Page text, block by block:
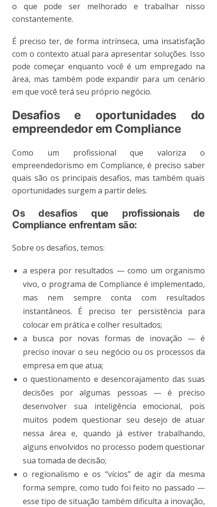
o que pode ser melhorado e trabalhar nisso
constantemente.
É preciso ter, de forma intrínseca, uma insatisfação
com o contexto atual para apresentar soluções. Isso
pode começar enquanto você é um empregado na
área, mas também pode expandir para um cenário
em que você terá seu próprio negócio.
Desafios e oportunidades do
empreendedor em Compliance
Como um profissional que valoriza o
empreendedorismo em Compliance, é preciso saber
quais são os principais desafios, mas também quais
oportunidades surgem a partir deles.
Os desafios que profissionais de
Compliance enfrentam são:
Sobre os desafios, temos:
a espera por resultados — como um organismo
vivo, o programa de Compliance é implementado,
mas nem sempre conta com resultados
instantâneos. É preciso ter persistência para
colocar em prática e colher resultados;
a busca por novas formas de inovação — é
preciso inovar o seu negócio ou os processos da
empresa em que atua;
o questionamento e desencorajamento das suas
decisões por algumas pessoas — é preciso
desenvolver sua inteligência emocional, pois
muitos podem questionar seu desejo de atuar
nessa área e, quando já estiver trabalhando,
alguns envolvidos no processo podem questionar
sua tomada de decisão;
o regionalismo e os “vícios” de agir da mesma
forma sempre, como tudo foi feito no passado —
esse tipo de situação também dificulta a inovação,